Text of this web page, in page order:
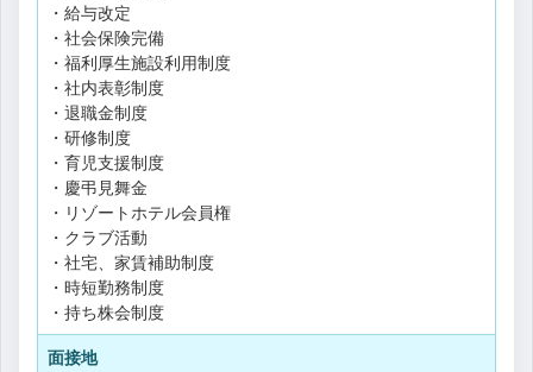
・給与改定
・社会保険完備
・福利厚生施設利用制度
・社内表彰制度
・退職金制度
・研修制度
・育児支援制度
・慶弔見舞金
・リゾートホテル会員権
・クラブ活動
・社宅、家賃補助制度
・時短勤務制度
・持ち株会制度
面接地